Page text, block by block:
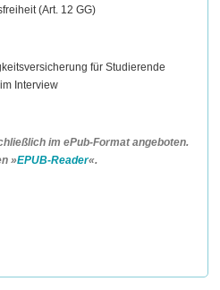
(Art. 12 GG)
für Studierende
Interview
im ePub-Format angeboten.
»EPUB-Reader«.